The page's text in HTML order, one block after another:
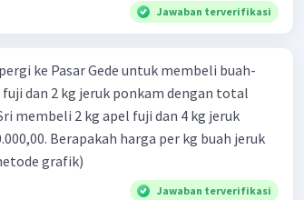
Iklan
Jawaban terverifikasi
ke Pasar Gede untuk membeli buah-
dan 2 kg jeruk ponkam dengan total
membeli 2 kg apel fuji dan 4 kg jeruk
Berapakah harga per kg buah jeruk
grafik)
Jawaban terverifikasi